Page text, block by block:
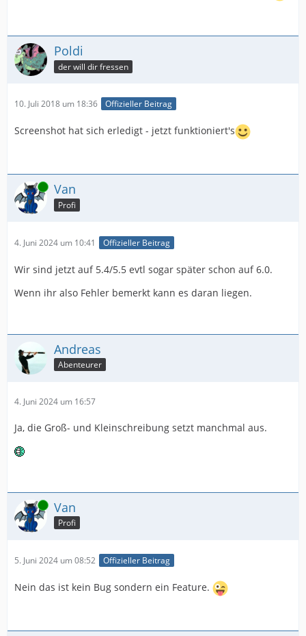
Poldi
der will dir fressen
10. Juli 2018 um 18:36 Offizieller Beitrag
Screenshot hat sich erledigt - jetzt funktioniert's
Online Van
Profi
4. Juni 2024 um 10:41 Offizieller Beitrag
Wir sind jetzt auf 5.4/5.5 evtl sogar später schon auf 6.0.
Wenn ihr also Fehler bemerkt kann es daran liegen.
Andreas
Abenteurer
4. Juni 2024 um 16:57
Ja, die Groß- und Kleinschreibung setzt manchmal aus.
Online Van
Profi
5. Juni 2024 um 08:52 Offizieller Beitrag
Nein das ist kein Bug sondern ein Feature.